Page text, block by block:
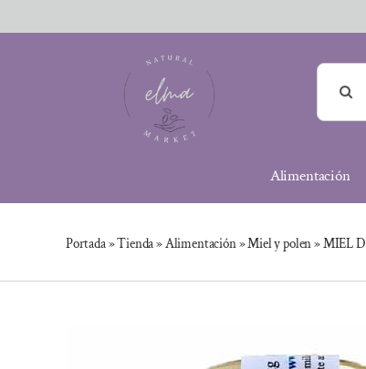
al
Buscar:
Alimentación
Portada»Tienda»Alimentación»Miel y polen»MIEL